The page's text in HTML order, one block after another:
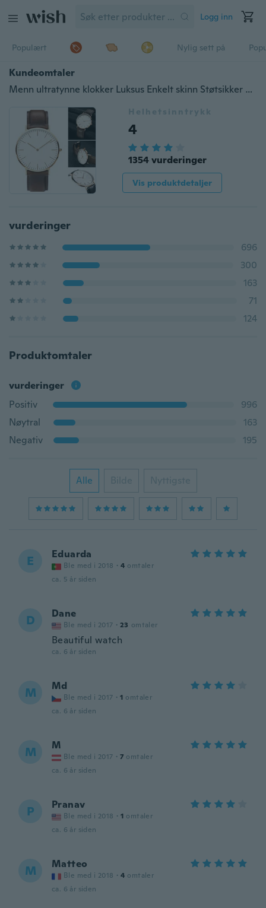
Logg inn
Populært Nylig sett på
Kundeomtaler
Menn ultratynne klokker Luksus Enkelt skinn Støtsikker Vanntett Sølvgull WirstWatch Man Dad Gaver
Helhetsinntrykk
4
1354 vurderinger
Vis produktdetaljer
vurderinger
696
300
163
71
124
Produktomtaler
vurderinger
Positiv
996
Nøytral
163
Negativ
195
Alle Bilde Nyttigste
E Eduarda
Ble med i 2018 · 4 omtaler
ca. 5 år siden
D Dane
Ble med i 2017 · 23 omtaler
Beautiful watch
ca. 6 år siden
M Md
Ble med i 2017 · 1 omtaler
ca. 6 år siden
M M
Ble med i 2017 · 7 omtaler
ca. 6 år siden
P Pranav
Ble med i 2018 · 1 omtaler
ca. 6 år siden
M Matteo
Ble med i 2018 · 4 omtaler
ca. 6 år siden